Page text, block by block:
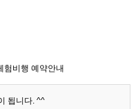
험비행 예약안내
됩니다. ^^